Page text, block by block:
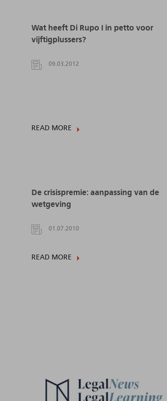
Wat heeft Di Rupo I in petto voor
vijftigplussers?
09.03.2012
READ MORE
De crisispremie: aanpassing van de
wetgeving
01.07.2010
READ MORE